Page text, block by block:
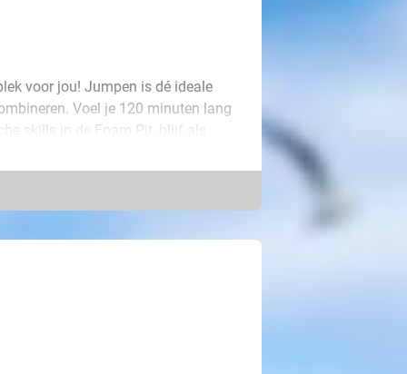
voor jou! Jumpen is dé ideale
Voel je 120 minuten lang
skills in de Foam Pit, blijf als
voordat jouw